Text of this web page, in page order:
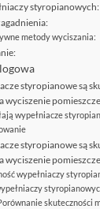
styropianowych:
metody wyciszania:
styropianowe są
wyciszenie
wypełniacze
styropianowe są
wyciszenie
wypełniaczy
skuteczności